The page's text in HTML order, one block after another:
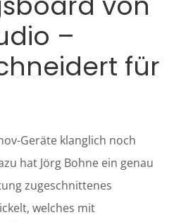
–
für
Geräte klanglich noch
hat Jörg Bohne ein genau
zugeschnittenes
welches mit